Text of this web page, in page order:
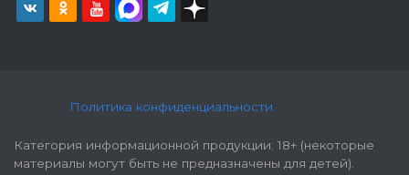
Политика конфиденциальности
Категория информационной продукции: 18+ (некоторые
материалы могут быть не предназначены для детей).